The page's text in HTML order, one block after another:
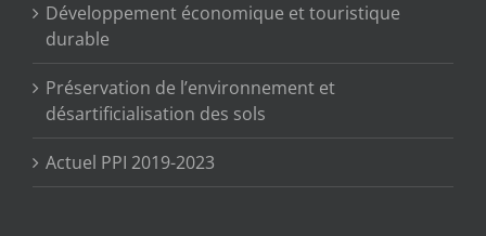
Développement économique et touristique
durable
Préservation de l’environnement et
désartificialisation des sols
Actuel PPI 2019-2023